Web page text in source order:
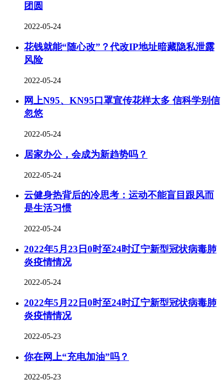
团圆
2022-05-24
花钱就能“随心改”？代改IP地址暗藏隐私泄露
风险
2022-05-24
网上N95、KN95口罩宣传花样太多 信科学别信
忽悠
2022-05-24
居家办公，会成为新趋势吗？
2022-05-24
云健身热背后的冷思考：运动不能盲目跟风而
是生活习惯
2022-05-24
2022年5月23日0时至24时辽宁新型冠状病毒肺
炎疫情情况
2022-05-24
2022年5月22日0时至24时辽宁新型冠状病毒肺
炎疫情情况
2022-05-23
你在网上“充电加油”吗？
2022-05-23